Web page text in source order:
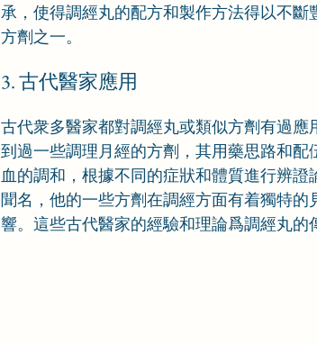
承，使得調經丸的配方和製作方法得以不
方劑之一。
3. 古代醫家應用
古代衆多醫家都對調經丸或類似方劑有過
到過一些調理月經的方劑，其用藥思路和
血的調和，根據不同的症狀和體質進行辨
聞名，他的一些方劑在調經方面有着獨特
響。這些古代醫家的經驗和理論爲調經丸的